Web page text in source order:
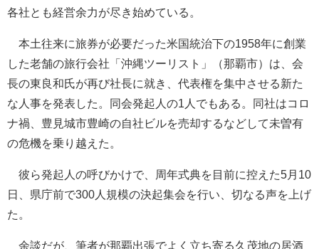
各社とも経営余力が尽き始めている。
本土往来に旅券が必要だった米国統治下の1958年に創業
した老舗の旅行会社「沖縄ツーリスト」（那覇市）は、会
長の東良和氏が再び社長に就き、代表権を集中させる新た
な人事を発表した。同会発起人の1人でもある。同社はコロ
ナ禍、豊見城市豊崎の自社ビルを売却するなどして未曽有
の危機を乗り越えた。
彼ら発起人の呼びかけで、周年式典を目前に控えた5月10
日、県庁前で300人規模の決起集会を行い、切なる声を上げ
た。
余談だが、筆者が那覇出張でよく立ち寄る久茂地の居酒